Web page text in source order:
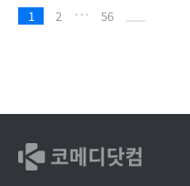
1 2 … 56